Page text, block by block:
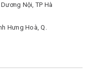
Nội, TP Hà
Hưng Hoà, Q.